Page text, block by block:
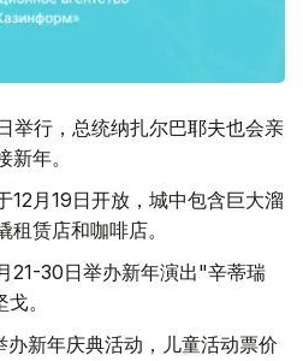
举行，总统纳扎尔巴耶夫也会亲
年。
12月19日开放，城中包含巨大溜
赁店和咖啡店。
21-30日举办新年演出"辛蒂瑞
。
新年庆典活动，儿童活动票价